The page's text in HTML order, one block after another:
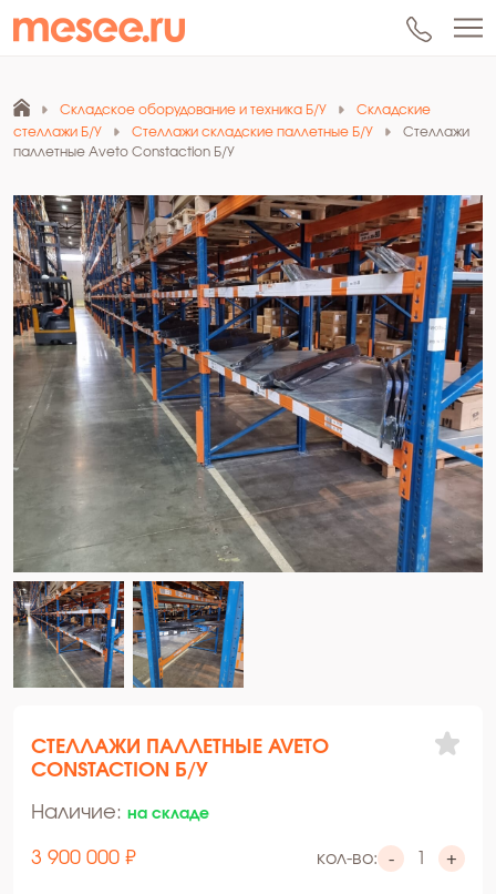
Складское оборудование и техника Б/У
Складские
стеллажи Б/У
Стеллажи складские паллетные Б/У
Стеллажи
паллетные Aveto Constaction Б/У
СТЕЛЛАЖИ ПАЛЛЕТНЫЕ AVETO
CONSTACTION Б/У
Наличие: на складе
3 900 000 ₽ кол-во: - +